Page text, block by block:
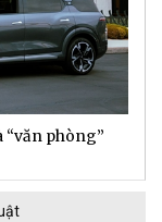
“văn phòng”